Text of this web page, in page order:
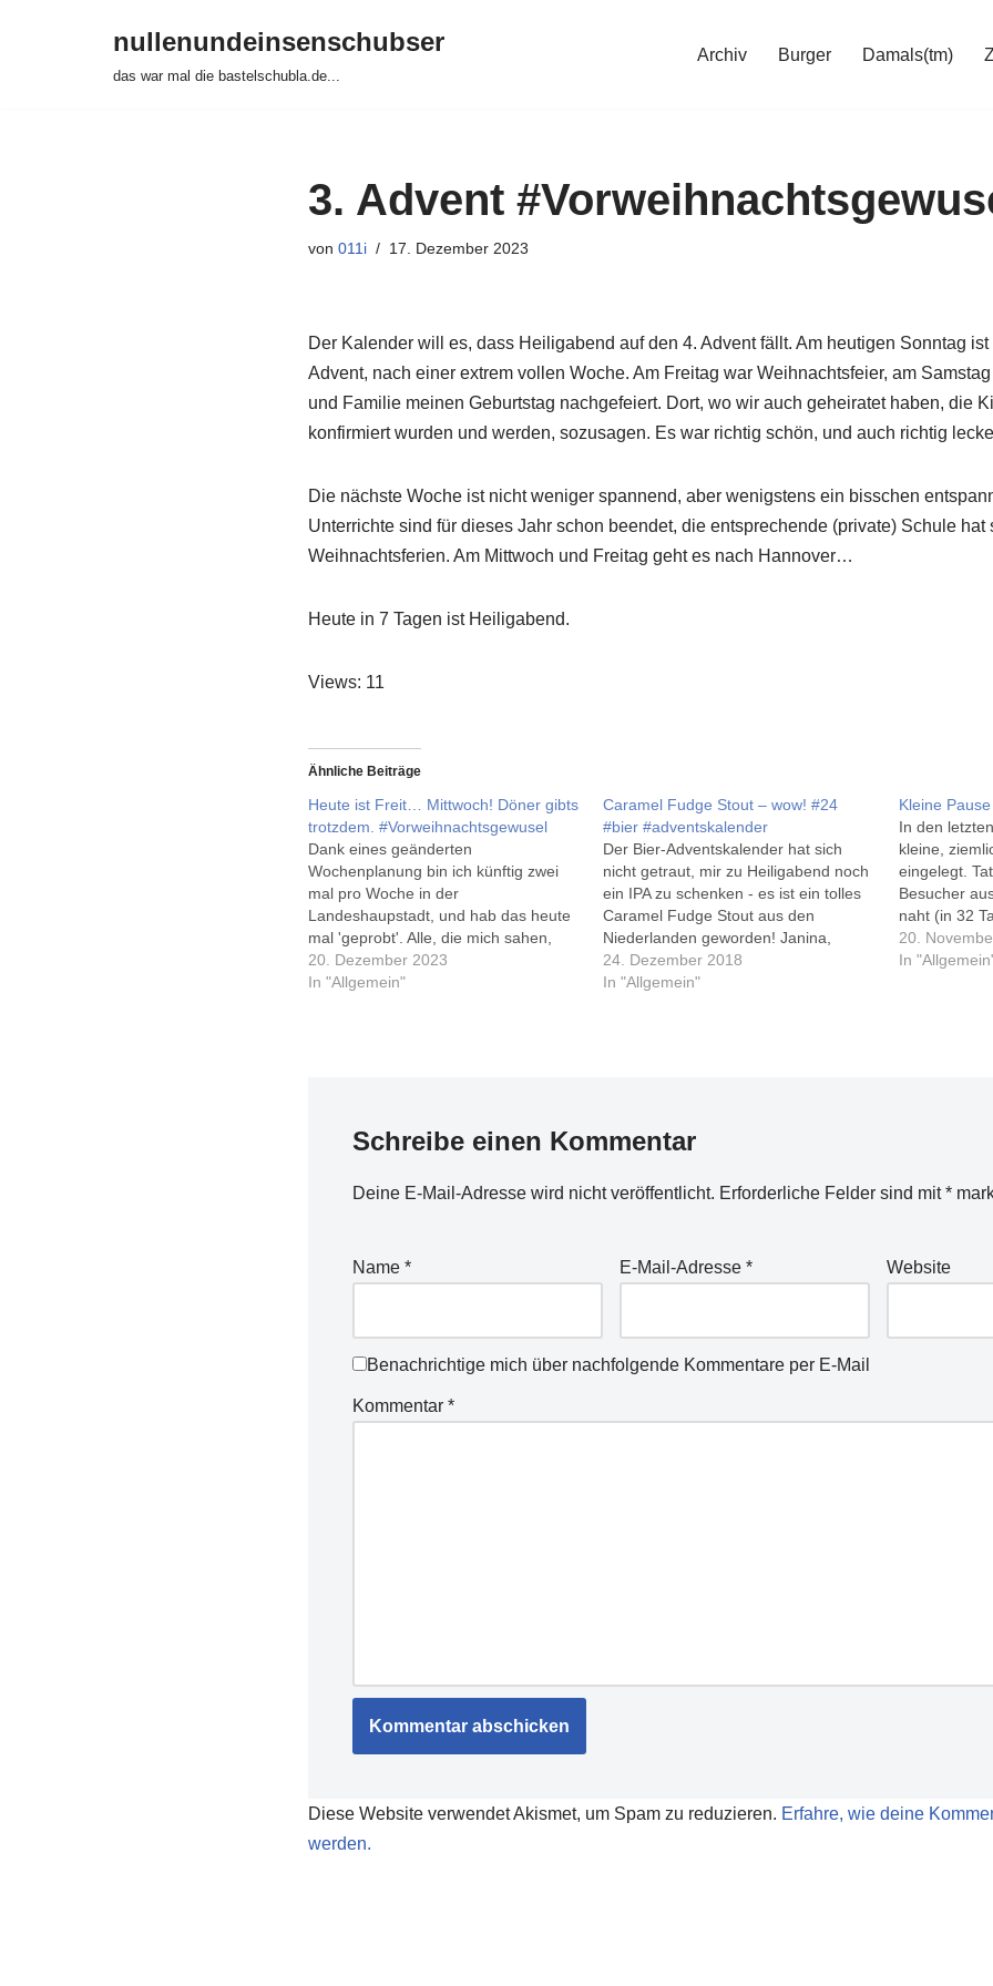
nullenundeinsenschubser
das war mal die bastelschubla.de...
Archiv Burger Damals(tm)
3. Advent
von 011i 17. Dezember 2023
Der Kalender will es, dass Heiligabend auf den 4. Advent fällt. Am heutigen Sonntag
Advent, nach einer extrem vollen Woche. Am Freitag war Weihnachtsfeier, am
und Familie meinen Geburtstag nachgefeiert. Dort, wo wir auch geheiratet haben, die
konfirmiert wurden und werden, sozusagen. Es war richtig schön, und auch richtig
Die nächste Woche ist nicht weniger spannend, aber wenigstens ein bisschen
Unterrichte sind für dieses Jahr schon beendet, die entsprechende (private) Schule hat
Weihnachtsferien. Am Mittwoch und Freitag geht es nach Hannover…
Heute in 7 Tagen ist Heiligabend.
Views: 11
Ähnliche Beiträge
Heute ist Freit… Mittwoch! Döner gibts
trotzdem. #Vorweihnachtsgewusel
Dank eines geänderten
Wochenplanung bin ich künftig zwei
mal pro Woche in der
Landeshaupstadt, und hab das heute
mal 'geprobt'. Alle, die mich sahen,
fragten, ob heute Freitag sei. Nein,
aber übermorgen. Und dann sehen wir
20. Dezember 2023
In "Allgemein"
Caramel Fudge Stout – wow! #24
#bier #adventskalender
Der Bier-Adventskalender hat sich
nicht getraut, mir zu Heiligabend noch
ein IPA zu schenken - es ist ein tolles
Caramel Fudge Stout aus den
Niederlanden geworden! Janina,
Inhaberin des Craft Beer Kontors in
Hannover, hat mir dann eben auf
24. Dezember 2018
In "Allgemein"
Kleine
In den
kleine,
eingelegt.
Besucher
naht (in 32
33
Lichterkette
20.
In
Schreibe einen Kommentar
Deine E-Mail-Adresse wird nicht veröffentlicht. Erforderliche Felder sind mit*
Name * E-Mail-Adresse * Website
Benachrichtige mich über nachfolgende Kommentare per E-Mail
Kommentar *
Diese Website verwendet Akismet, um Spam zu reduzieren. Erfahre, wie deine
werden.